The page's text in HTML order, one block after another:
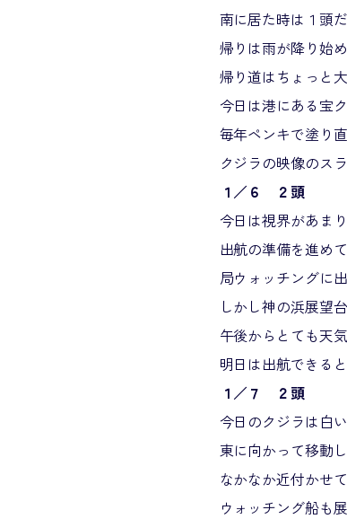
南に居た時は１頭
帰りは雨が降り始
帰り道はちょっと
今日は港にある宝
毎年ペンキで塗り
クジラの映像のス
１／６ ２頭
今日は視界があま
出航の準備を進め
局ウォッチングに
しかし神の浜展望
午後からとても天
明日は出航できる
１／７ ２頭
今日のクジラは白
東に向かって移動
なかなか近付かせ
ウォッチング船も